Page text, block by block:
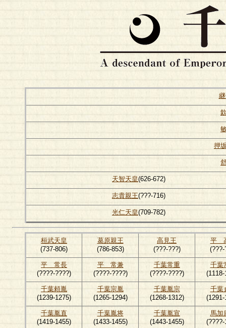
押
天智天皇(626-672)
志貴親王(???-716)
光仁天皇(709-782)
桓武天皇
(737-806)
葛原親王
(786-853)
高見王
(???-???)
平
(???-
平 常長
(????-????)
平 常兼
(????-????)
千葉常重
(????-????)
千葉
(1118-
千葉頼胤
(1239-1275)
千葉宗胤
(1265-1294)
千葉胤宗
(1268-1312)
千葉
(1291-
千葉胤直
(1419-1455)
千葉胤将
(1433-1455)
千葉胤宣
(1443-1455)
馬加
(????-